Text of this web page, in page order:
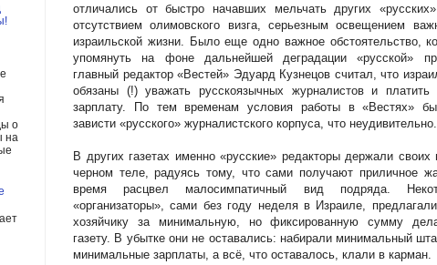
отличались от быстро начавших мельчать других
отсутствием олимовского визга, серьезным освещением
израильской жизни. Было еще одно важное обстоятельство,
упомянуть на фоне дальнейшей деградации «русской»
главный редактор «Вестей» Эдуард Кузнецов считал, что
обязаны (!) уважать русскоязычных журналистов и
зарплату. По тем временам условия работы в «Вестях»
зависти «русского» журналистского корпуса, что неудивительно.
В других газетах именно «русские» редакторы держали своих
черном теле, радуясь тому, что сами получают приличное
время расцвел малосимпатичный вид подряда.
«организаторы», сами без году неделя в Израиле,
хозяйчику за минимальную, но фиксированную сумму
газету. В убытке они не оставались: набирали минимальный
минимальные зарплаты, а всё, что оставалось, клали в карман.
о
на